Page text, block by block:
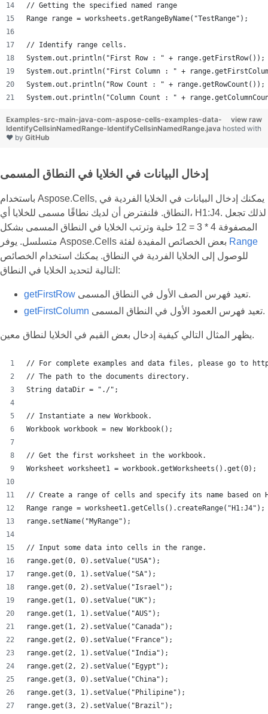
// Getting the specified named range
Range range = worksheets.getRangeByName("TestRange");
// Identify range cells.
System.out.println("First Row : " + range.getFirstRow());
System.out.println("First Column : " +
System.out.println("Row Count : " + range.getRowCount());
System.out.println("Column Count : " +
view raw
Examples-src-main-java-com-aspose-cells-examples-data-
IdentifyCellsinNamedRange-IdentifyCellsinNamedRange.java hosted with
❤ by GitHub
إدخال البيانات في الخلايا في النطاق المسمى
باستخدام Aspose.Cells, يمكنك إدخال البيانات في الخلايا الفردية في
النطاق. فلنفترض أن لديك نطاقًا مسمى للخلايا أي، H1:J4. لذلك تجعل
المصفوفة 4 * 3 = 12 خلية وترتب الخلايا في النطاق المسمى بشكل
Range
للوصول إلى الخلايا الفردية في النطاق. يمكنك استخدام الخصائص
التالية لتحديد الخلايا في النطاق:
getFirstRow
تعيد فهرس الصف الأول في النطاق المسمى.
getFirstColumn
تعيد فهرس العمود الأول في النطاق المسمى.
يظهر المثال التالي كيفية إدخال بعض القيم في الخلايا لنطاق معين.
// For complete examples and data files, please go to
// The path to the documents directory.
String dataDir = "./";
// Instantiate a new Workbook.
Workbook workbook = new Workbook();
// Get the first worksheet in the workbook.
Worksheet worksheet1 = workbook.getWorksheets().get(0);
// Create a range of cells and specify its name based on
Range range = worksheet1.getCells().createRange("H1:J4");
range.setName("MyRange");
// Input some data into cells in the range.
range.get(0, 0).setValue("USA");
range.get(0, 1).setValue("SA");
range.get(0, 2).setValue("Israel");
range.get(1, 0).setValue("UK");
range.get(1, 1).setValue("AUS");
range.get(1, 2).setValue("Canada");
range.get(2, 0).setValue("France");
range.get(2, 1).setValue("India");
range.get(2, 2).setValue("Egypt");
range.get(3, 0).setValue("China");
range.get(3, 1).setValue("Philipine");
range.get(3, 2).setValue("Brazil");